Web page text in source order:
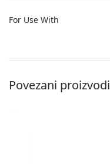
For Use With
Povezani proizvodi